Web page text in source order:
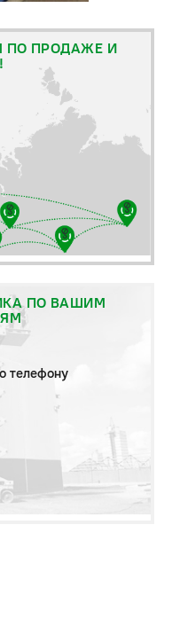
ПО ПРОДАЖЕ И
ПО ВАШИМ
телефону